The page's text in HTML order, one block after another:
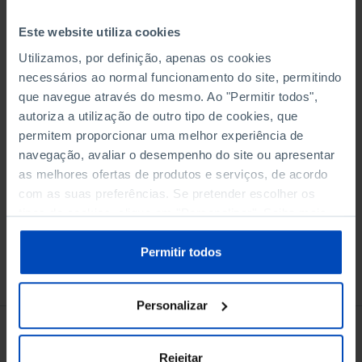
Este website utiliza cookies
Utilizamos, por definição, apenas os cookies
necessários ao normal funcionamento do site, permitindo
que navegue através do mesmo. Ao "Permitir todos",
autoriza a utilização de outro tipo de cookies, que
permitem proporcionar uma melhor experiência de
navegação, avaliar o desempenho do site ou apresentar
as melhores ofertas de produtos e serviços, de acordo
com as suas preferências. Se pretender escolher os
tipos de cookies, clique em "Personalizar". Saiba mais
sobre cookies através da gestão de preferências ou da
Política de Cookies.
Permitir todos
Personalizar
Rejeitar
simplificação contratual, pela criação de um
quadro correto de incentivos para os
investimentos das empresas e dos trabalhadores.
Este ensaio mostra um caminho possível. Com o
mercado como parceiro.
Adicionar ao cesto
eBook
Conheça também